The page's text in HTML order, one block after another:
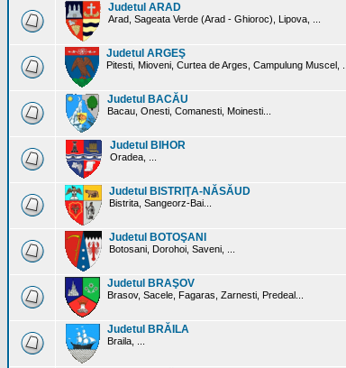
Judetul ARAD
Arad, Sageata Verde (Arad - Ghioroc), Lipova, ...
Judetul ARGEŞ
Pitesti, Mioveni, Curtea de Arges, Campulung Muscel, ...
Judetul BACĂU
Bacau, Onesti, Comanesti, Moinesti...
Judetul BIHOR
Oradea, ...
Judetul BISTRIŢA-NĂSĂUD
Bistrita, Sangeorz-Bai...
Judetul BOTOŞANI
Botosani, Dorohoi, Saveni, ...
Judetul BRAŞOV
Brasov, Sacele, Fagaras, Zarnesti, Predeal...
Judetul BRĂILA
Braila, ...